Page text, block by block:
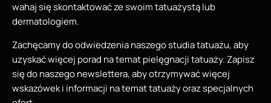
wahaj się skontaktować ze swoim tatuażystą lub
dermatologiem.
Zachęcamy do odwiedzenia naszego studia tatuażu, aby
uzyskać więcej porad na temat pielęgnacji tatuaży. Zapisz
się do naszego newslettera, aby otrzymywać więcej
wskazówek i informacji na temat tatuaży oraz specjalnych